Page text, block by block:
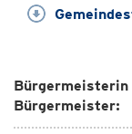
Bürgermeister: